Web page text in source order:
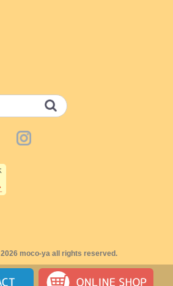
2026 moco-ya all rights reserved.